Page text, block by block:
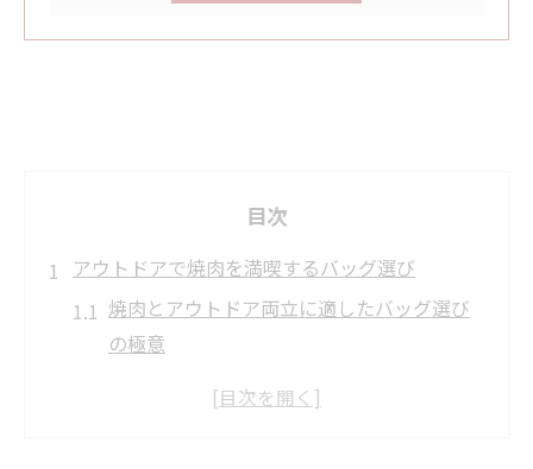
目次
アウトドアで焼肉を満喫するバッグ選び
焼肉とアウトドア両立に適したバッグ選び
の極意
焼肉の持ち運びで重視すべきバックパック